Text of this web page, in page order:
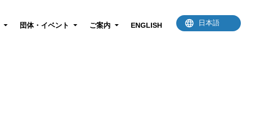
団体・イベント ご案内 ENGLISH